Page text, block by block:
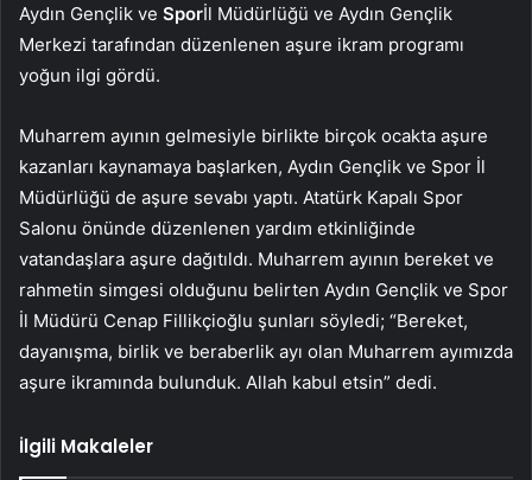
Aydın Gençlik ve Sporİl Müdürlüğü ve Aydın Gençlik
Merkezi tarafından düzenlenen aşure ikram programı
yoğun ilgi gördü.
Muharrem ayının gelmesiyle birlikte birçok ocakta aşure
kazanları kaynamaya başlarken, Aydın Gençlik ve Spor İl
Müdürlüğü de aşure sevabı yaptı. Atatürk Kapalı Spor
Salonu önünde düzenlenen yardım etkinliğinde
vatandaşlara aşure dağıtıldı. Muharrem ayının bereket ve
rahmetin simgesi olduğunu belirten Aydın Gençlik ve Spor
İl Müdürü Cenap Fillikçioğlu şunları söyledi; “Bereket,
dayanışma, birlik ve beraberlik ayı olan Muharrem ayımızda
aşure ikramında bulunduk. Allah kabul etsin” dedi.
İlgili Makaleler